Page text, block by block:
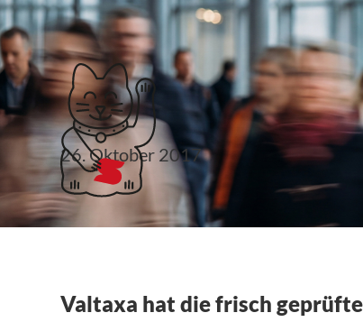
Lohn und Gehalt
26. Oktober 2017
Valtaxa hat die frisch